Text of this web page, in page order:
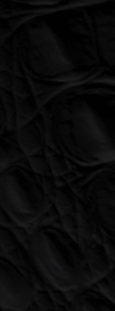
КОНТАКТЫ
г. Анапа, ул.
г. Краснодар ТЦ
г. Ростов-на-Дону